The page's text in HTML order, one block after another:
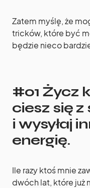
Zatem myślę, że
tricków, które być
będzie nieco
#01 Życz
ciesz się
i wysyłaj
energię.
Ile razy ktoś mnie
dwóch lat, które już